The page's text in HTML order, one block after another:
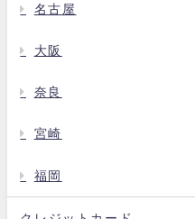
名古屋
大阪
奈良
宮崎
福岡